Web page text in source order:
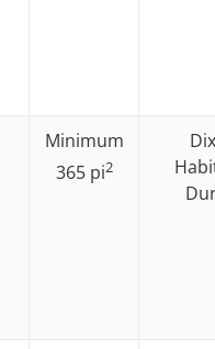
Minimum
365 pi2